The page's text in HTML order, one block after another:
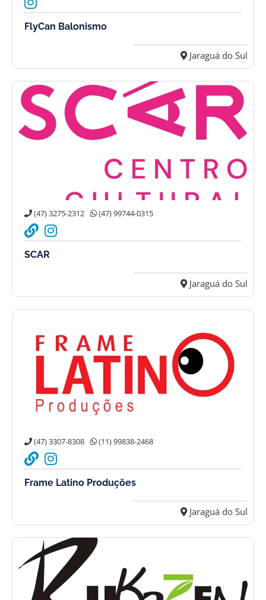
FlyCan Balonismo
Jaraguá do Sul
(47) 3275-2312 (47) 99744-0315
SCAR
Jaraguá do Sul
(47) 3307-8308 (11) 99838-2468
Frame Latino Produções
Jaraguá do Sul